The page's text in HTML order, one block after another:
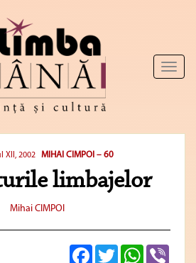
Toggle
XII, 2002 MIHAI CIMPOI – 60
limbajelor
Mihai CIMPOI
FacebookTwitterWhatsApp